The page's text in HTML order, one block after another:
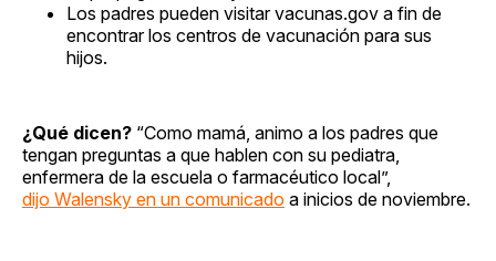
Los padres pueden visitar vacunas.gov a fin de
encontrar los centros de vacunación para sus
hijos.
¿Qué dicen? “Como mamá, animo a los padres que
tengan preguntas a que hablen con su pediatra,
enfermera de la escuela o farmacéutico local”,
dijo Walensky en un comunicado a inicios de noviembre.